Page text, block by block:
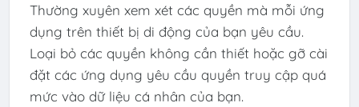
Thường xuyên xem xét các quyền mà mỗi ứng
dụng trên thiết bị di động của bạn yêu cầu.
Loại bỏ các quyền không cần thiết hoặc gỡ cài
đặt các ứng dụng yêu cầu quyền truy cập quá
mức vào dữ liệu cá nhân của bạn.